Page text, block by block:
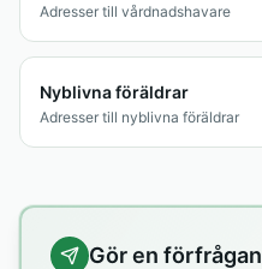
Adresser till vårdnadshavare
Nyblivna föräldrar
Adresser till nyblivna föräldrar
Gör en förfrågan